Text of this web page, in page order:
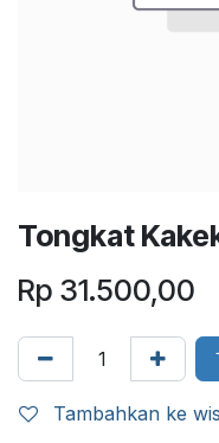
Tongkat
Rp 31.500,00
Tambahkan ke